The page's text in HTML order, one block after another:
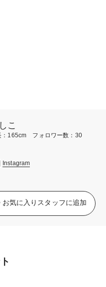
こ
：165cm フォロワー数：30
Instagram
お気に入りスタッフに追加